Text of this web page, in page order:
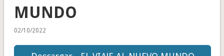
MUNDO
02/10/2022